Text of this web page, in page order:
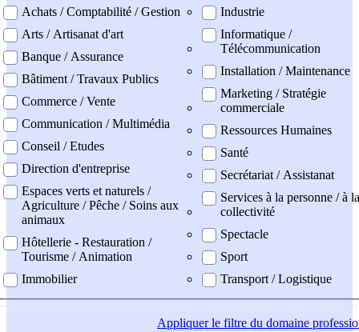
professionel
Achats / Comptabilité / Gestion
Arts / Artisanat d'art
Banque / Assurance
Bâtiment / Travaux Publics
Commerce / Vente
Communication / Multimédia
Conseil / Etudes
Direction d'entreprise
Espaces verts et naturels /
Agriculture / Pêche / Soins aux
animaux
Hôtellerie - Restauration /
Tourisme / Animation
Immobilier
Industrie
Informatique /
Télécommunication
Installation / Maintenance
Marketing / Stratégie
commerciale
Ressources Humaines
Santé
Secrétariat / Assistanat
Services à la personne / à la
collectivité
Spectacle
Sport
Transport / Logistique
Appliquerle filtre du domaine